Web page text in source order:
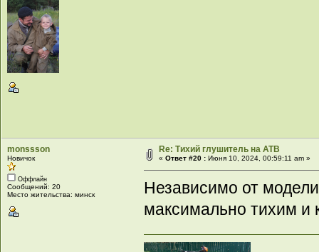
monssson
Новичок
Оффлайн
Сообщений: 20
Место жительства: минск
Re: Тихий глушитель на АТВ
«Ответ #20 : Июня 10, 2024, 00:59:11 am »
Независимо от
максимально тихим